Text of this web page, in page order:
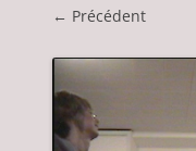
← Précédent